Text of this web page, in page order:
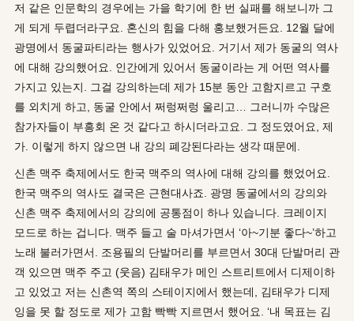
저 같은 인문학의 경우에는 가을 학기에 한 번 실패를 해보니까 그
게 되게 두렵더라구요. 혼신의 힘을 다해 홍보했거든요. 12월 달에
광명에서 동굴파티라는 행사가 있었어요. 거기서 제가 동굴의 역사
에 대해 강의했어요. 인간에게 있어서 동굴이라는 게 어떤 역사를
가지고 있는지. 그걸 강의하는데 제가 15분 동안 고함지르고 구호
를 외치게 하고, 동굴 안에서 쩌렁쩌렁 울리고… 그러니까 수많은
참가자들이 부흥회 온 것 같다고 하시더라고요. 그 정도였어요, 제
가. 이렇게 하지 않으면 내 강의 폐강된다라는 생각 때문에.
신촌 맥주 축제에서도 한국 맥주의 역사에 대해 강의를 했었어요.
한국 맥주의 역사도 결국은 근현대사죠. 광명 동굴에서의 강의와
신촌 맥주 축제에서의 강의에 공통점이 하나 있습니다. 크레이지
모드로 하는 겁니다. 맥주 들고 술 마셔가면서 ‘아~기분 좋다~’하고
노래 불러가면서. 조용필의 단발머리를 부르면서 30대 단발머리 관
객 있으면 맥주 주고 (웃음) 김태우가 메인 스트리트에서 디제이하
고 있었고 저는 신촌역 쪽의 스테이지에서 했는데, 김태우가 디제
잉을 못 할 정도로 제가 고함 빡빡 지르면서 했어요. ‘내 목표는 김